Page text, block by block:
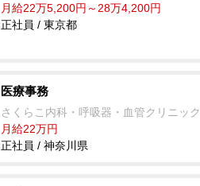
月給22万5,200円～28万4,200円
正社員 / 東京都
医療事務
さくらこ内科・呼吸器・血管クリニック
月給22万円
正社員 / 神奈川県